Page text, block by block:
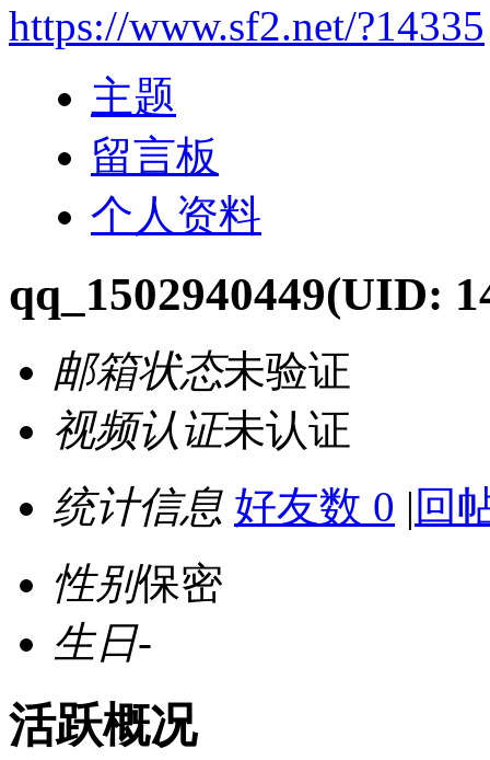
https://www.sf2.net/?14335
主题
留言板
个人资料
qq_1502940449(UID:
邮箱状态未验证
视频认证未认证
统计信息 好友数 0 | 回
性别保密
生日-
活跃概况